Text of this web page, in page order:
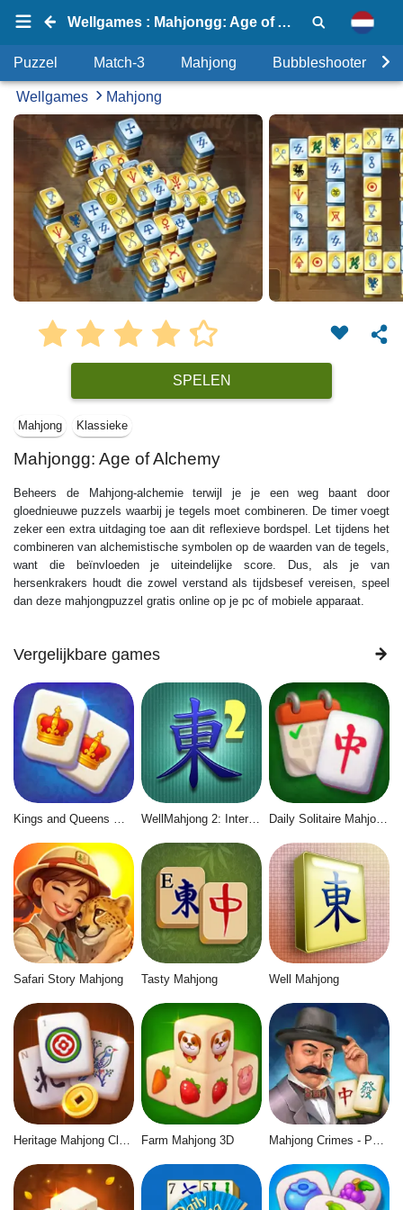
Wellgames : Mahjongg: Age of Alchemy
Puzzel Match-3 Mahjong Bubbleshooter
Wellgames Mahjong
SPELEN
Mahjong Klassieke
Mahjongg: Age of Alchemy
Beheers de Mahjong-alchemie terwijl je je een weg baant door
gloednieuwe puzzels waarbij je tegels moet combineren. De timer voegt
zeker een extra uitdaging toe aan dit reflexieve bordspel. Let tijdens het
combineren van alchemistische symbolen op de waarden van de tegels,
want die beïnvloeden je uiteindelijke score. Dus, als je van
hersenkrakers houdt die zowel verstand als tijdsbesef vereisen, speel
dan deze mahjongpuzzel gratis online op je pc of mobiele apparaat.
Vergelijkbare games
WellMahjong 2: Internet Community Daily Solitaire Mahjong Classic
Safari Story Mahjong Tasty Mahjong Well Mahjong
Farm Mahjong 3D